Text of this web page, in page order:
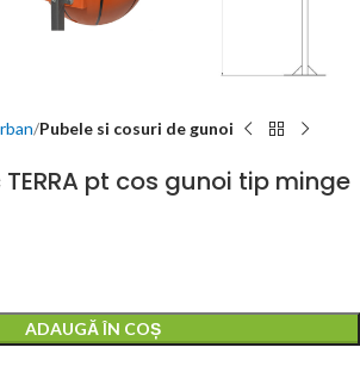
Pubele si cosuri de gunoi
pt cos gunoi tip minge
ADAUGĂ ÎN COȘ